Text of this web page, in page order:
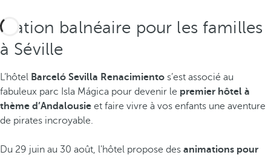
Station balnéaire pour les familles
à Séville
L’hôtel Barceló Sevilla Renacimiento s’est associé au
fabuleux parc Isla Mágica pour devenir le premier hôtel à
thème d’Andalousie et faire vivre à vos enfants une aventure
de pirates incroyable.
Du 29 juin au 30 août, l'hôtel propose des animations pour